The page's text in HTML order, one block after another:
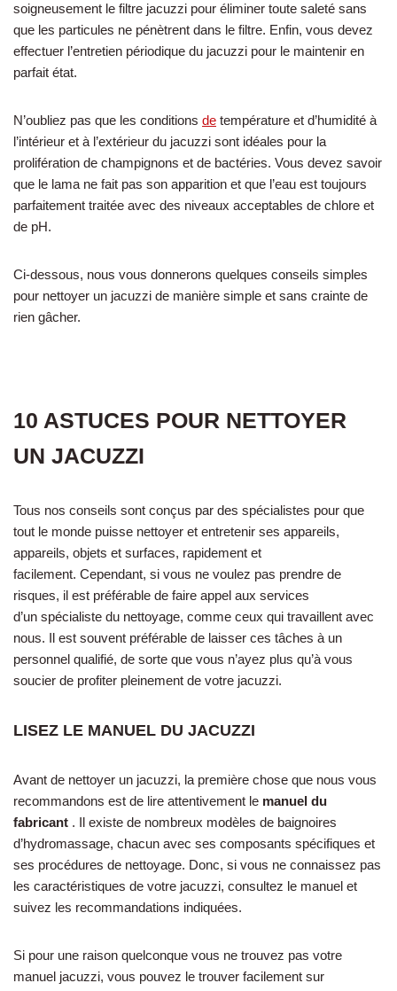
soigneusement le filtre jacuzzi pour éliminer toute saleté sans
que les particules ne pénètrent dans le filtre. Enfin, vous devez
effectuer l’entretien périodique du jacuzzi pour le maintenir en
parfait état.
N’oubliez pas que les conditions de température et d’humidité à
l’intérieur et à l’extérieur du jacuzzi sont idéales pour la
prolifération de champignons et de bactéries. Vous devez savoir
que le lama ne fait pas son apparition et que l’eau est toujours
parfaitement traitée avec des niveaux acceptables de chlore et
de pH.
Ci-dessous, nous vous donnerons quelques conseils simples
pour nettoyer un jacuzzi de manière simple et sans crainte de
rien gâcher.
10 ASTUCES POUR NETTOYER
UN JACUZZI
Tous nos conseils sont conçus par des spécialistes pour que
tout le monde puisse nettoyer et entretenir ses appareils,
appareils, objets et surfaces, rapidement et
facilement. Cependant, si vous ne voulez pas prendre de
risques, il est préférable de faire appel aux services
d’un spécialiste du nettoyage, comme ceux qui travaillent avec
nous. Il est souvent préférable de laisser ces tâches à un
personnel qualifié, de sorte que vous n’ayez plus qu’à vous
soucier de profiter pleinement de votre jacuzzi.
LISEZ LE MANUEL DU JACUZZI
Avant de nettoyer un jacuzzi, la première chose que nous vous
recommandons est de lire attentivement le manuel du
fabricant . Il existe de nombreux modèles de baignoires
d’hydromassage, chacun avec ses composants spécifiques et
ses procédures de nettoyage. Donc, si vous ne connaissez pas
les caractéristiques de votre jacuzzi, consultez le manuel et
suivez les recommandations indiquées.
Si pour une raison quelconque vous ne trouvez pas votre
manuel jacuzzi, vous pouvez le trouver facilement sur